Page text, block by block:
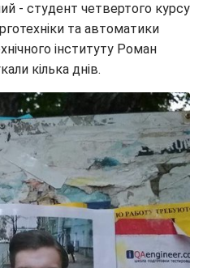
- студент четвертого курсу
та автоматики
інституту Роман
кілька днів.